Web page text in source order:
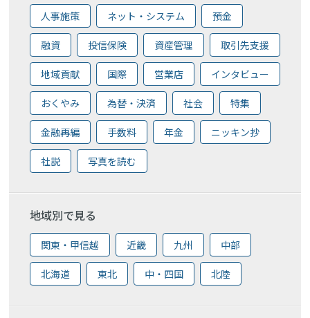
人事施策 ネット・システム 預金
融資 投信保険 資産管理 取引先支援
地域貢献 国際 営業店 インタビュー
おくやみ 為替・決済 社会 特集
金融再編 手数料 年金 ニッキン抄
社説 写真を読む
地域別で見る
関東・甲信越 近畿 九州 中部
北海道 東北 中・四国 北陸